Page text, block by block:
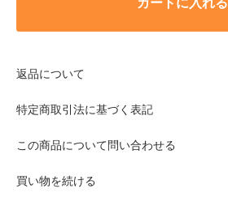
返品について
特定商取引法に基づく表記
この商品について問い合わせる
買い物を続ける